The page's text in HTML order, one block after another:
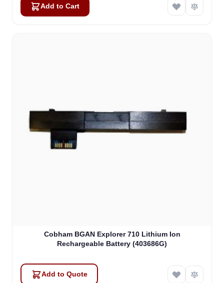
Add to Cart
Cobham BGAN Explorer 710 Lithium Ion
Rechargeable Battery (403686G)
Add to Quote